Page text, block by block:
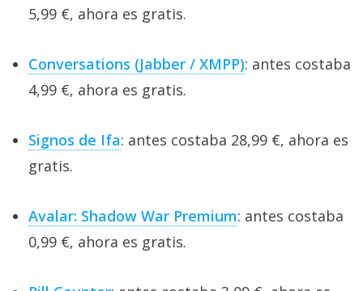
5,99 €, ahora es gratis.
Conversations (Jabber / XMPP): antes costaba
4,99 €, ahora es gratis.
Signos de Ifa: antes costaba 28,99 €, ahora es
gratis.
Avalar: Shadow War Premium: antes costaba
0,99 €, ahora es gratis.